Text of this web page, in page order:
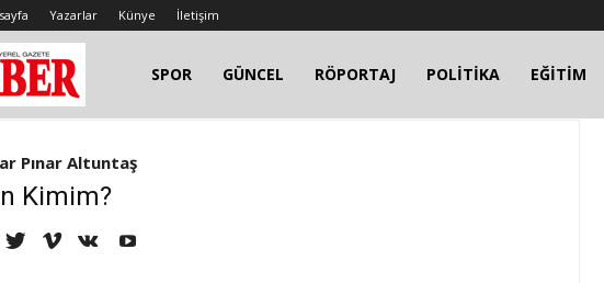
Yazarlar Künye İletişim
SPOR GÜNCEL RÖPORTAJ POLİTİKA EĞİTİM
Pınar Altuntaş
Kimim?